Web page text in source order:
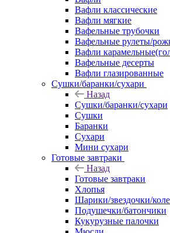
Вафли классические
Вафли мягкие
Вафельные трубочки
Вафельные рулеты/
Вафли
Вафельные десерты
Вафли глазированные
Сушки/баранки/сухари
Назад
Сушки/баранки/сухари
Сушки
Баранки
Сухари
Мини сухари
Готовые завтраки
Назад
Готовые завтраки
Хлопья
Шарики/звездочки/
Подушечки/батончики
Кукурузные палочки